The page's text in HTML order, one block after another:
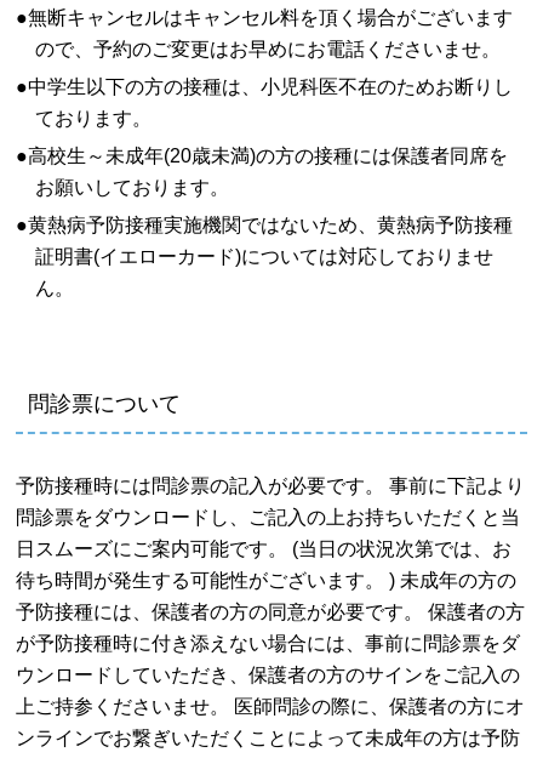
●無断キャンセルはキャンセル料を頂く場合がございます
ので、予約のご変更はお早めにお電話くださいませ。
●中学生以下の方の接種は、小児科医不在のためお断りし
ております。
●高校生～未成年(20歳未満)の方の接種には保護者同席を
お願いしております。
●黄熱病予防接種実施機関ではないため、黄熱病予防接種
証明書(イエローカード)については対応しておりませ
ん。
問診票について
予防接種時には問診票の記入が必要です。 事前に下記より
問診票をダウンロードし、ご記入の上お持ちいただくと当
日スムーズにご案内可能です。 (当日の状況次第では、お
待ち時間が発生する可能性がございます。 ) 未成年の方の
予防接種には、保護者の方の同意が必要です。 保護者の方
が予防接種時に付き添えない場合には、事前に問診票をダ
ウンロードしていただき、保護者の方のサインをご記入の
上ご持参くださいませ。 医師問診の際に、保護者の方にオ
ンラインでお繋ぎいただくことによって未成年の方は予防